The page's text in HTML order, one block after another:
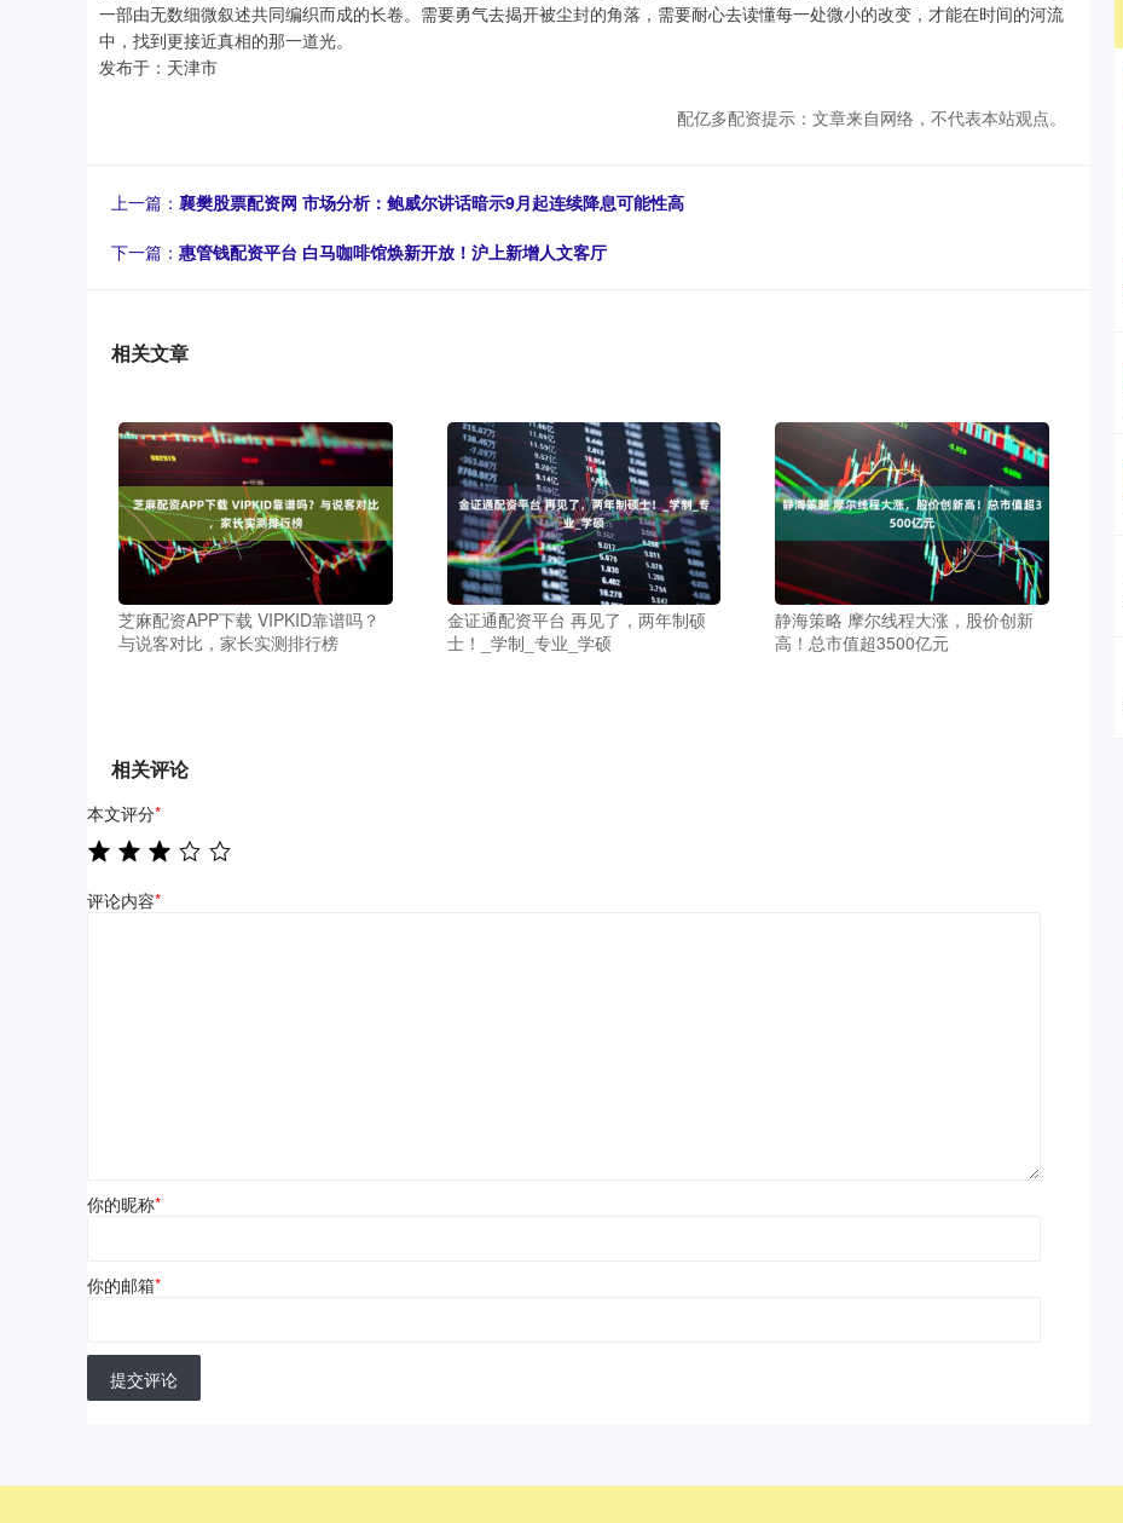
一部由无数细微叙述共同编织而成的长卷。需要勇气去揭开被尘封的角落，需要耐心去读懂每一处微小的改变，才能在时间的河流
中，找到更接近真相的那一道光。
发布于：天津市
配亿多配资提示：文章来自网络，不代表本站观点。
上一篇： 襄樊股票配资网 市场分析：鲍威尔讲话暗示9月起连续降息可能性高
下一篇： 惠管钱配资平台 白马咖啡馆焕新开放！沪上新增人文客厅
相关文章
芝麻配资APP下载 VIPKID靠谱吗？
与说客对比，家长实测排行榜
金证通配资平台 再见了，两年制硕
士！_学制_专业_学硕
静海策略 摩尔线程大涨，股价创新
高！总市值超3500亿元
相关评论
本文评分*
评论内容*
你的昵称*
你的邮箱*
提交评论